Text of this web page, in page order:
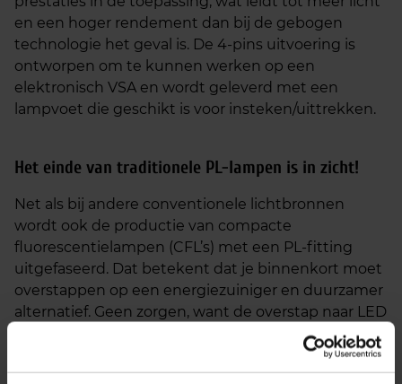
en een hoger rendement dan bij de gebogen
technologie het geval is. De 4-pins uitvoering is
ontworpen om te kunnen werken op een
elektronisch VSA en wordt geleverd met een
lampvoet die geschikt is voor insteken/uittrekken.
Het einde van traditionele PL-lampen is in zicht!
Net als bij andere conventionele lichtbronnen
wordt ook de productie van compacte
fluorescentielampen (CFL’s) met een PL-fitting
uitgefaseerd. Dat betekent dat je binnenkort moet
overstappen op een energiezuiniger en duurzamer
alternatief. Geen zorgen, want de overstap naar LED
PL-lampen is eenvoudig en we bieden je hier
rechts direct een passend alternatief aan.